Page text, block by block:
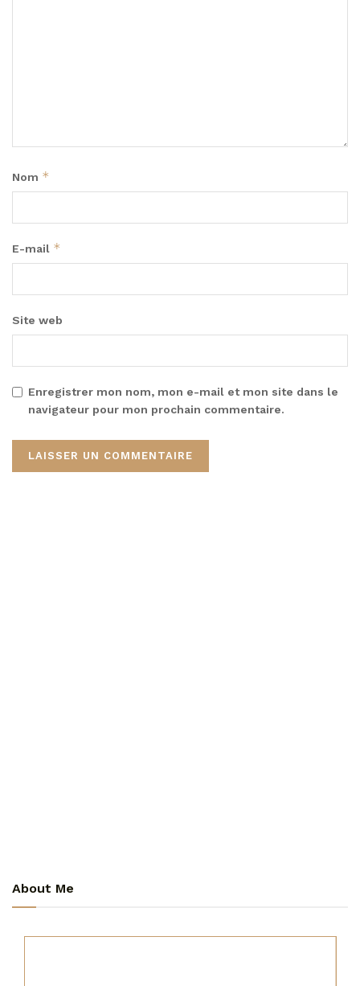
Nom *
E-mail *
Site web
Enregistrer mon nom, mon e-mail et mon site dans le
navigateur pour mon prochain commentaire.
About Me